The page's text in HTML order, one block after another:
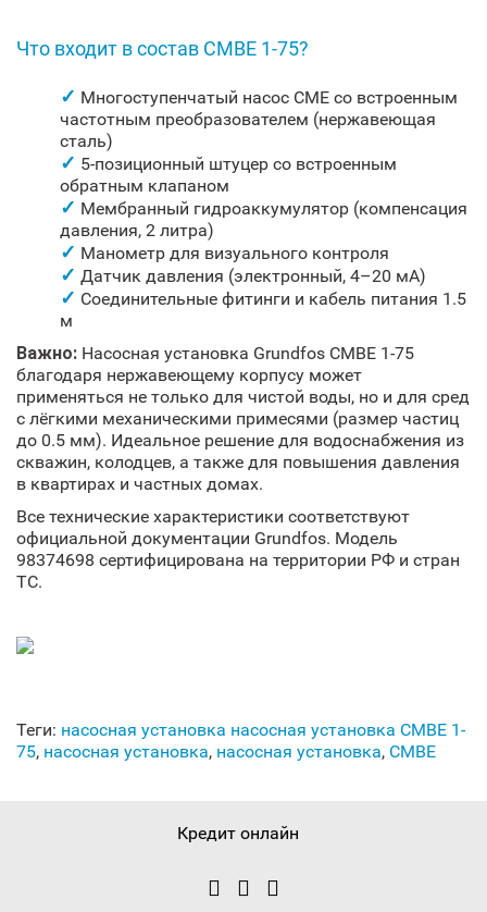
Что входит в состав CMBE 1-75?
Многоступенчатый насос CME со встроенным
частотным преобразователем (нержавеющая
сталь)
5-позиционный штуцер со встроенным
обратным клапаном
Мембранный гидроаккумулятор (компенсация
давления, 2 литра)
Манометр для визуального контроля
Датчик давления (электронный, 4–20 мА)
Соединительные фитинги и кабель питания 1.5
м
Важно: Насосная установка Grundfos CMBE 1-75
благодаря нержавеющему корпусу может
применяться не только для чистой воды, но и для сред
с лёгкими механическими примесями (размер частиц
до 0.5 мм). Идеальное решение для водоснабжения из
скважин, колодцев, а также для повышения давления
в квартирах и частных домах.
Все технические характеристики соответствуют
официальной документации Grundfos. Модель
98374698 сертифицирована на территории РФ и стран
ТС.
Теги: насосная установка насосная установка CMBE 1-
75, насосная установка, насосная установка, CMBE
Кредит онлайн